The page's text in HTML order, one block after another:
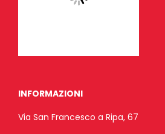
INFORMAZIONI
Via San Francesco a Ripa, 67